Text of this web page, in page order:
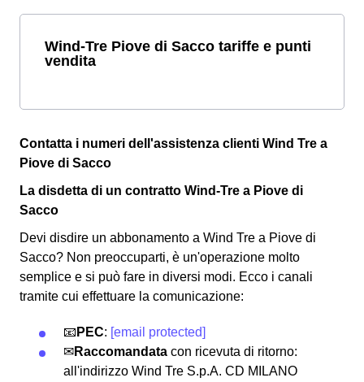
Wind-Tre Piove di Sacco tariffe e punti
vendita
Contatta i numeri dell'assistenza clienti Wind Tre a
Piove di Sacco
La disdetta di un contratto Wind-Tre a Piove di
Sacco
Devi disdire un abbonamento a Wind Tre a Piove di
Sacco? Non preoccuparti, è un'operazione molto
semplice e si può fare in diversi modi. Ecco i canali
tramite cui effettuare la comunicazione:
📧 PEC: [email protected]
✉Raccomandata con ricevuta di ritorno:
all'indirizzo Wind Tre S.p.A. CD MILANO